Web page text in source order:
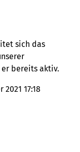
sich das
er bereits aktiv.
17:18